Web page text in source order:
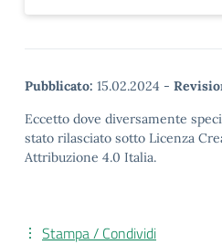
Pubblicato: 15.02.2024 -
Eccetto dove diversamente
stato rilasciato sotto Licenza
Attribuzione 4.0 Italia.
Stampa / Condividi